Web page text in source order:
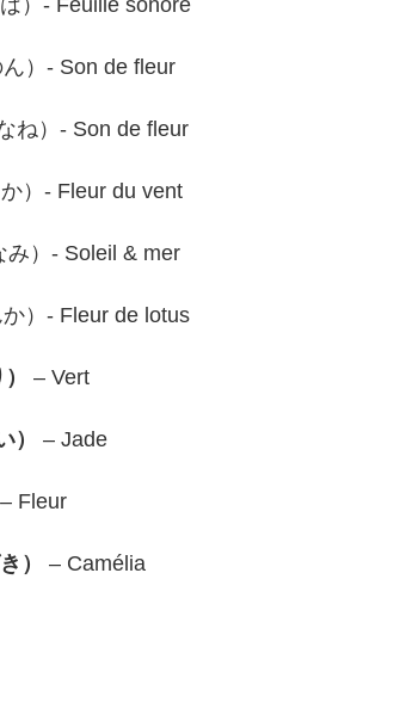
）- Son de fleur
ね）- Son de fleur
）- Fleur du vent
み）- Soleil & mer
）- Fleur de lotus
– Vert
– Jade
– Fleur
） – Camélia